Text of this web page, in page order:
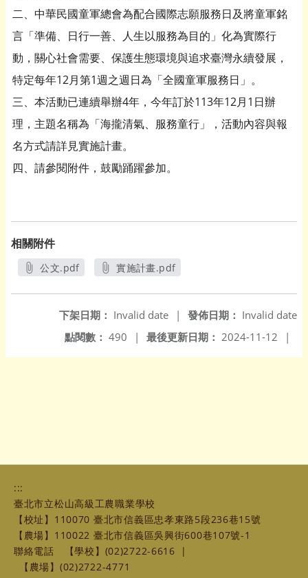
二、中華民國童軍總會為配合國際志願服務日及將童軍銘
言「準備、日行一善、人生以服務為目的」化為實際行
動，關心社會需要、保護生態環境與追求臺灣永續發展，
特定每年12月第1週之週日為「全國童軍服務日」。
三、本活動已連續舉辦4年，今年訂於113年12月1日辦
理，主題名稱為「海攏清氣、服務童行」，活動內容與報
名方式請詳見實施計畫。
四、請參閱附件，鼓勵踊躍參加。
相關附件
公文.pdf
實施計畫.pdf
發佈日期： Invalid date
下架日期： Invalid date
|
最後更新日期： 2024-11-12 |
點閱數： 490 |
:::
臺北市立松山高級工農職業學校
【校址】110070 臺北市信義區忠孝東路5段236巷15號
【農場】110022 臺北市信義區吳興街600巷107號-1
聯絡電話
【學校】(02)2722-6616
|
【農場】(02)2722-4771